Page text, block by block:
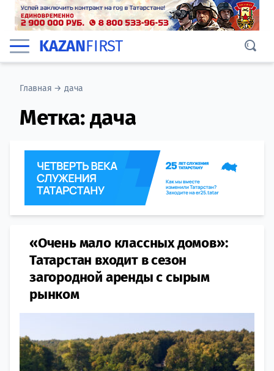
KAZANFIRST
Главная →дача
Метка:дача
«Очень мало классных домов»:
Татарстан входит в сезон
загородной аренды с сырым
рынком